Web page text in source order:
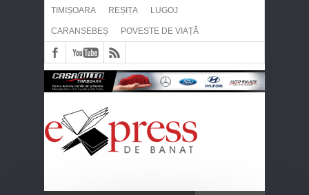
TIMIȘOARA REȘIȚA LUGOJ
CARANSEBEȘ POVESTE DE VIAȚĂ